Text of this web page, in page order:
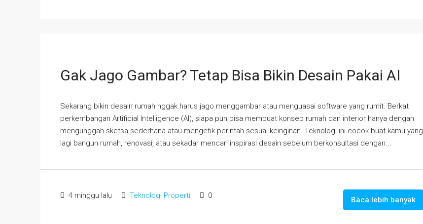
Gak Jago Gambar? Tetap Bisa Bikin Desain Pakai AI
Sekarang bikin desain rumah nggak harus jago menggambar atau menguasai software yang rumit. Berkat
perkembangan Artificial Intelligence (AI), siapa pun bisa membuat konsep rumah dan interior hanya dengan
mengunggah sketsa sederhana atau mengetik perintah sesuai keinginan. Teknologi ini cocok buat kamu yang
lagi bangun rumah, renovasi, atau sekadar mencari inspirasi desain sebelum berkonsultasi dengan...
4 minggu lalu Teknologi Properti 0 Baca lebih banyak